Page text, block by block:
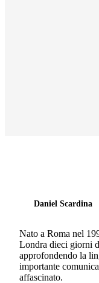
Daniel Scardina
Nato a Roma nel
Londra dieci giorni
approfondendo la
importante
affascinato.